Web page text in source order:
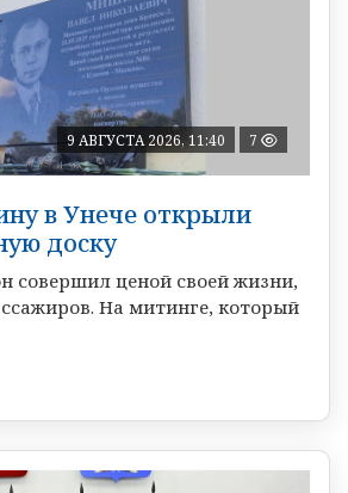
9 АВГУСТА 2026, 11:40 7
в Унече открыли
доску
совершил ценой своей жизни,
На митинге, который